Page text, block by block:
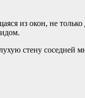
из окон, не
стену соседней